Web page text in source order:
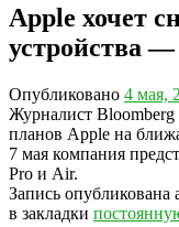
Apple хочет
устройства —
Опубликовано 4 мая,
Журналист
планов Apple на
7 мая компания
Pro и Air.
Запись опубликована
в закладки